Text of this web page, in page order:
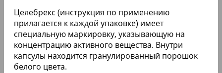
Целебрекс (инструкция по применению
прилагается к каждой упаковке) имеет
специальную маркировку, указывающую на
концентрацию активного вещества. Внутри
капсулы находится гранулированный порошок
белого цвета.